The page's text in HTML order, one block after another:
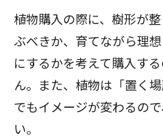
植物購入の際に、樹形が
ぶべきか、育てながら理
にするかを考えて購入す
ん。また、植物は「置く
でもイメージが変わるの
い。